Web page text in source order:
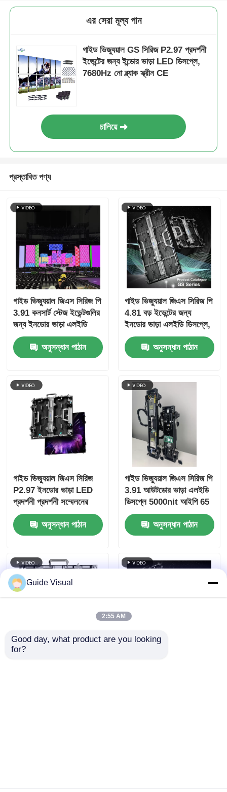
এর সেরা মূল্য পান
গাইড ভিজ্যুয়াল GS সিরিজ P2.97 প্রদর্শনী
ইভেন্টের জন্য ইন্ডোর ভাড়া LED ডিসপ্লে,
7680Hz নো ব্ল্যাক স্ক্রীন CE
চালিয়ে
প্রস্তাবিত পণ্য
গাইড ভিজ্যুয়াল জিএস সিরিজ পি
3.91 কনসার্ট স্টেজ ইভেন্টগুলির
জন্য ইনডোর ভাড়া এলইডি
ডিসপ্লে, 7680Hz ডুয়াল
ব্যাকআপ ফাস্ট লক
অনুসন্ধান পাঠান
গাইড ভিজ্যুয়াল জিএস সিরিজ পি
4.81 বড় ইভেন্টের জন্য
ইনডোর ভাড়া এলইডি ডিসপ্লে,
ব্যয় কার্যকর 7680Hz সিই
অনুসন্ধান পাঠান
গাইড ভিজ্যুয়াল জিএস সিরিজ
P2.97 ইনডোর ভাড়া LED
প্রদর্শনী প্রদর্শনী সম্মেলনের
জন্য, 7680Hz কোন কালো
পর্দা সিই
অনুসন্ধান পাঠান
গাইড ভিজ্যুয়াল জিএস সিরিজ পি
3.91 আউটডোর ভাড়া এলইডি
ডিসপ্লে 5000nit আইপি 65
মিউজিক ফেস্টিভ্যালের জন্য,
7680Hz ডাবল ব্যাকআপ
অনুসন্ধান পাঠান
Guide Visual
2:55 AM
Good day, what product are you looking
for?